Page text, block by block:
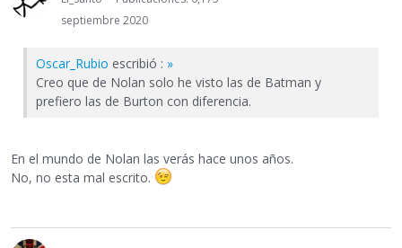
septiembre 2020
Oscar_Rubio escribió : »
Creo que de Nolan solo he visto las de Batman y
prefiero las de Burton con diferencia.
En el mundo de Nolan las verás hace unos años.
No, no esta mal escrito.